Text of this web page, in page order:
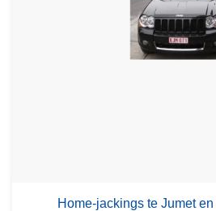
Home-jackings te Jumet